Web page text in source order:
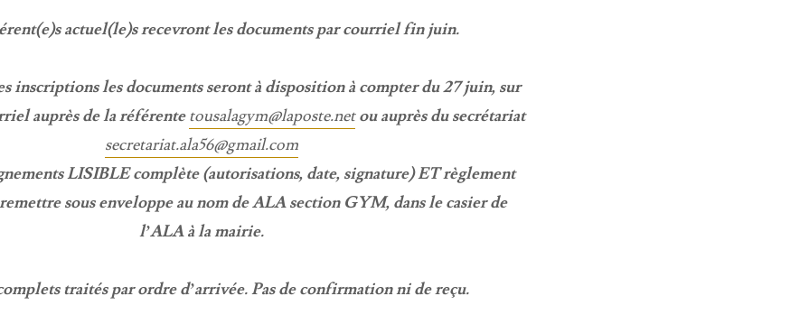
actuel(le)s recevront les documents par courriel fin juin.
inscriptions les documents seront à disposition à compter du 27 juin, sur
auprès de la référentetousalagym@laposte.netou auprès du secrétariat
secretariat.ala56@gmail.com
LISIBLE complète (autorisations, date, signature) ET règlement
sous enveloppe au nom de ALA section GYM, dans le casier de
l’ALA à la mairie.
traités par ordre d’arrivée. Pas de confirmation ni de reçu.